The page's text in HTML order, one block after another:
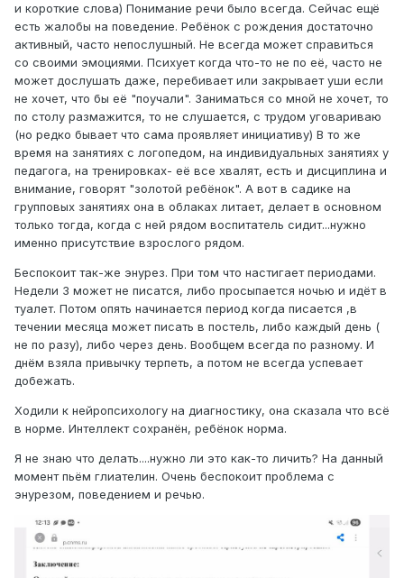
и короткие слова) Понимание речи было всегда. Сейчас ещё
есть жалобы на поведение. Ребёнок с рождения достаточно
активный, часто непослушный. Не всегда может справиться
со своими эмоциями. Психует когда что-то не по её, часто не
может дослушать даже, перебивает или закрывает уши если
не хочет, что бы её "поучали". Заниматься со мной не хочет, то
по столу размажится, то не слушается, с трудом уговариваю
(но редко бывает что сама проявляет инициативу) В то же
время на занятиях с логопедом, на индивидуальных занятиях у
педагога, на тренировках- её все хвалят, есть и дисциплина и
внимание, говорят "золотой ребёнок". А вот в садике на
групповых занятиях она в облаках литает, делает в основном
только тогда, когда с ней рядом воспитатель сидит...нужно
именно присутствие взрослого рядом.
Беспокоит так-же энурез. При том что настигает периодами.
Недели 3 может не писатся, либо просыпается ночью и идёт в
туалет. Потом опять начинается период когда писается ,в
течении месяца может писать в постель, либо каждый день (
не по разу), либо через день. Вообщем всегда по разному. И
днём взяла привычку терпеть, а потом не всегда успевает
добежать.
Ходили к нейропсихологу на диагностику, она сказала что всё
в норме. Интеллект сохранён, ребёнок норма.
Я не знаю что делать....нужно ли это как-то личить? На данный
момент пьём глиателин. Очень беспокоит проблема с
энурезом, поведением и речью.